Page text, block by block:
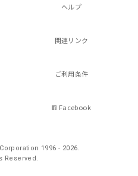
ヘルプ
関連リンク
ご利用条件
Facebook
1996 - 2026.
Reserved.